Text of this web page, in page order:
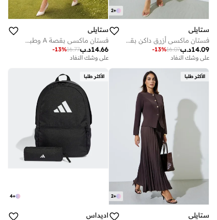
+
2
ستايلي
فستان ماكسي أزرق داكن بقصة A وأكمام قصيرة
د.ب14.09
16.07
-13%
على وشك النفاد
ستايلي
فستان ماكسي بقصة A وطبعة نقاط - أوف وايت
د.ب14.66
16.77
-13%
على وشك النفاد
الأكثر طلبا
+
2
ستايلي
الأكثر طلبا
+
4
اديداس